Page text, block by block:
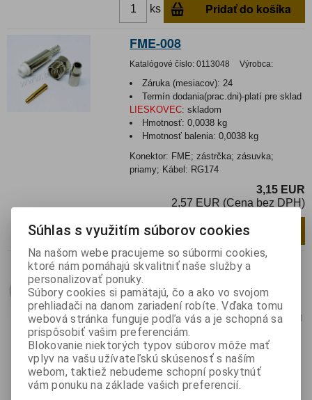
ks Pridať do košíka
FME-008
Katalógové číslo: 0113048 Výrobca:
Záruka (mesiacov): 24
Termín dodania(prac.dni)-platí pre sklad
LIESKOVEC: skladom
Hmotnosť:0,0038 kg
Hmotnosť balenia:0,0038 kg
Konektor: FME; zástrčka; zásuvka;
priamy; Kábel: RG174
3,15 EUR
2,57 EUR (Cena bez DPH)
ks Pridať do košíka
FME-010
Katalógové číslo: 0113050 Výrobca:
Záruka (mesiacov): 24
Termín dodania(prac.dni)-platí pre sklad
LIESKOVEC:3
Hmotnosť: 0,0079 kg
Hmotnosť balenia:0,0079 kg
Zástrčka; FME; vidlica; priamy; RG58;
krimpovacie; na kábel
Súhlas s využitím súborov cookies
Na našom webe pracujeme so súbormi cookies,
ktoré nám pomáhajú skvalitniť naše služby a
personalizovať ponuky.
Súbory cookies si pamätajú, čo a ako vo svojom
prehliadači na danom zariadení robíte. Vďaka tomu
webová stránka funguje podľa vás a je schopná sa
prispôsobiť vašim preferenciám.
Blokovanie niektorých typov súborov môže mať
vplyv na vašu užívateľskú skúsenosť s naším
webom, taktiež nebudeme schopní poskytnúť
vám ponuku na základe vašich preferencií.